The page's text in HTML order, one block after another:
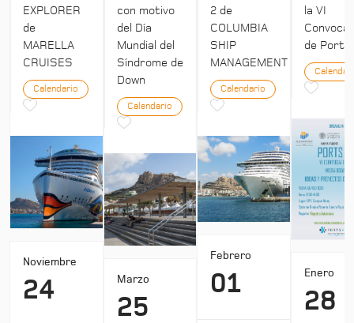
EXPLORER
de
MARELLA
CRUISES
Calendario
Noviembre
24
con motivo
del Día
Mundial del
Síndrome de
Down
Calendario
Marzo
25
2 de
COLUMBIA
SHIP
MANAGEMENT
Calendario
Febrero
01
la VI
de Ports
Enero
28